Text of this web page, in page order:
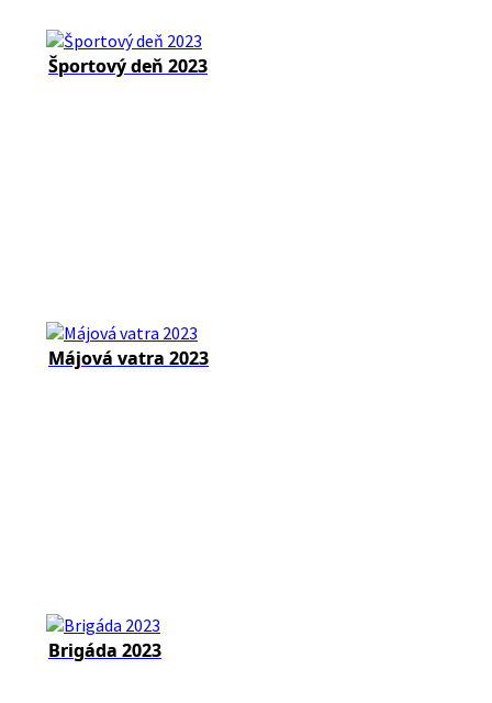
Športový deň 2023
Májová vatra 2023
Brigáda 2023